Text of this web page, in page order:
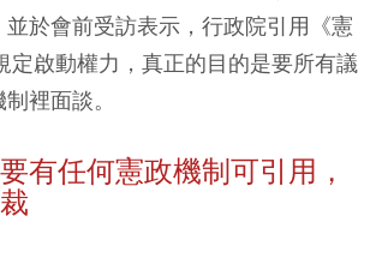
於會前受訪表示，行政院引用《憲
定啟動權力，真正的目的是要所有議
裡面談。
有任何憲政機制可引用，